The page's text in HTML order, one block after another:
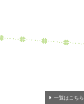
一覧はこちら